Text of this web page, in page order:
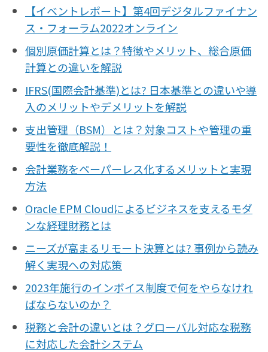
【イベントレポート】第4回デジタルファイナン
ス・フォーラム2022オンライン
個別原価計算とは？特徴やメリット、総合原価
計算との違いを解説
IFRS(国際会計基準)とは? 日本基準との違いや導
入のメリットやデメリットを解説
支出管理（BSM）とは？対象コストや管理の重
要性を徹底解説！
会計業務をペーパーレス化するメリットと実現
方法
Oracle EPM Cloudによるビジネスを支えるモダ
ンな経理財務とは
ニーズが高まるリモート決算とは? 事例から読み
解く実現への対応策
2023年施行のインボイス制度で何をやらなけれ
ばならないのか？
税務と会計の違いとは？グローバル対応な税務
に対応した会計システム